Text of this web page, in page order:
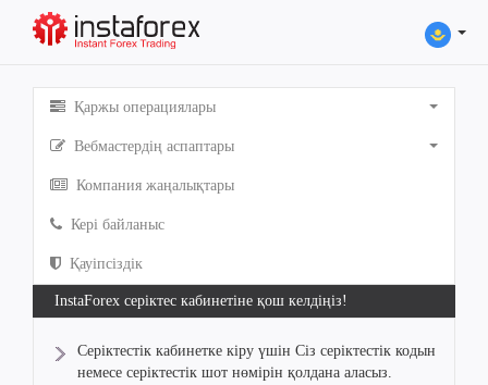
Қаржы операциялары
Вебмастердің аспаптары
Компания жаңалықтары
Кері байланыс
Қауіпсіздік
InstaForex серіктес кабинетіне қош келдіңіз!
Серіктестік кабинетке кіру үшін Сіз серіктестік кодын
немесе серіктестік шот нөмірін қолдана аласыз.